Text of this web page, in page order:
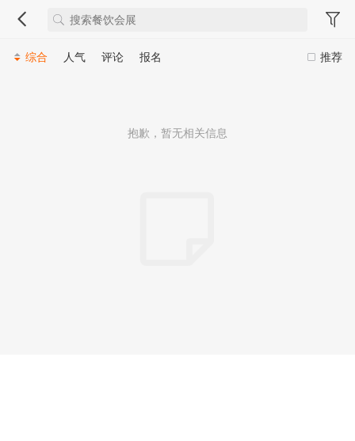
推荐
综合 人气 评论 报名
抱歉，暂无相关信息